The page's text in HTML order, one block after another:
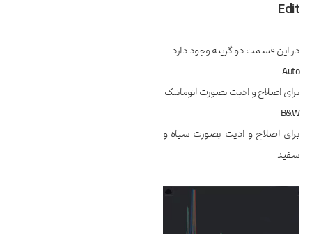
Edit
در این قسمت دو گزینه وجود دارد
Auto
برای اصلاح و ادیت بصورت اتوماتیک
B&W
برای اصلاح و ادیت بصورت سیاه و
سفید